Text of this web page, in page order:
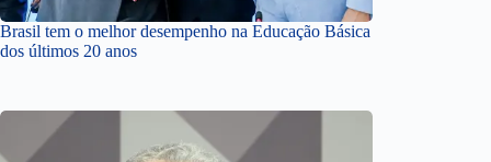
Brasil tem o melhor desempenho na Educação Básica
dos últimos 20 anos